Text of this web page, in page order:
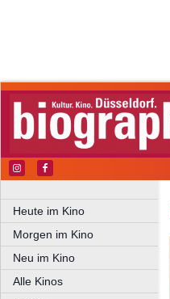
Heute im Kino
Morgen im Kino
Neu im Kino
Alle Kinos